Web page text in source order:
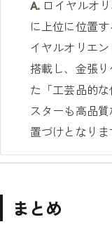
A. ロイヤルオ
に上位に位置
イヤルオリエ
搭載し、金張
た「工芸品的
スターも高品
置づけとなりま
まとめ